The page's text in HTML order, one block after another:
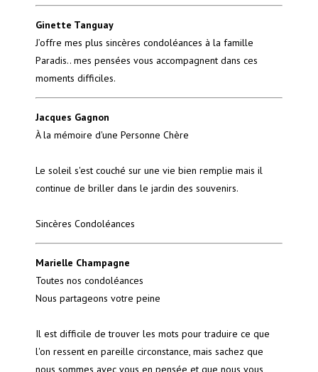
Ginette Tanguay
J’offre mes plus sincères condoléances à la famille
Paradis.. mes pensées vous accompagnent dans ces
moments difficiles.
Jacques Gagnon
À la mémoire d'une Personne Chère
Le soleil s'est couché sur une vie bien remplie mais il
continue de briller dans le jardin des souvenirs.
Sincères Condoléances
Marielle Champagne
Toutes nos condoléances
Nous partageons votre peine
Il est difficile de trouver les mots pour traduire ce que
l'on ressent en pareille circonstance, mais sachez que
nous sommes avec vous en pensée et que nous vous